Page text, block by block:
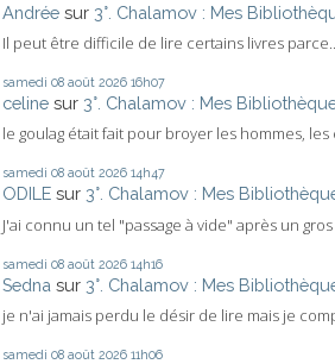
Andrée sur 3°. Chalamov : Mes
Il peut être difficile de lire certains livres
samedi 08 août 2026 16h07
celine sur 3°. Chalamov : Mes
le goulag était fait pour broyer les hommes, les
samedi 08 août 2026 14h47
ODILE sur 3°. Chalamov : Mes
J'ai connu un tel "passage à vide" après un gros
samedi 08 août 2026 14h16
Sedna sur 3°. Chalamov : Mes
je n'ai jamais perdu le désir de lire mais je
samedi 08 août 2026 11h06